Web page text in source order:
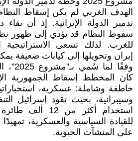
الهدف الغربي لم يكن إسقاط
تدمير الدولة الإيرانية. إذ أن
سقوط النظام قد يؤدي إلى ظهور
للغرب. لذلك تسعى الاستراتيجية
إيران وتحويلها إلى كيانات ضعيفة
كان المخطط إسقاط الجمهورية
خاطفة وشاملة: عسكرية،
وسيبرانية، بحيث تقود إسرائيل
استخدام أكثر من
للقيادة السياسية والعسكرية،
على المنشآت الحيوية.